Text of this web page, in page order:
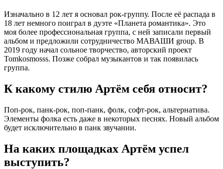
Изначально в 12 лет я основал рок-группу. После её распада в
18 лет немного поиграл в дуэте «Планета романтика». Это
моя более профессиональная группа, с ней записали первый
альбом и предложили сотрудничество МАВАШИ group. В
2019 году начал сольное творчество, авторский проект
Tomkosmosss. Позже собрал музыкантов и так появилась
группа.
К какому стилю Артём себя относит?
Поп-рок, панк-рок, поп-панк, фолк, софт-рок, альтернатива.
Элементы фолка есть даже в некоторых песнях. Новый альбом
будет исключительно в панк звучании.
На каких площадках Артём успел
выступить?